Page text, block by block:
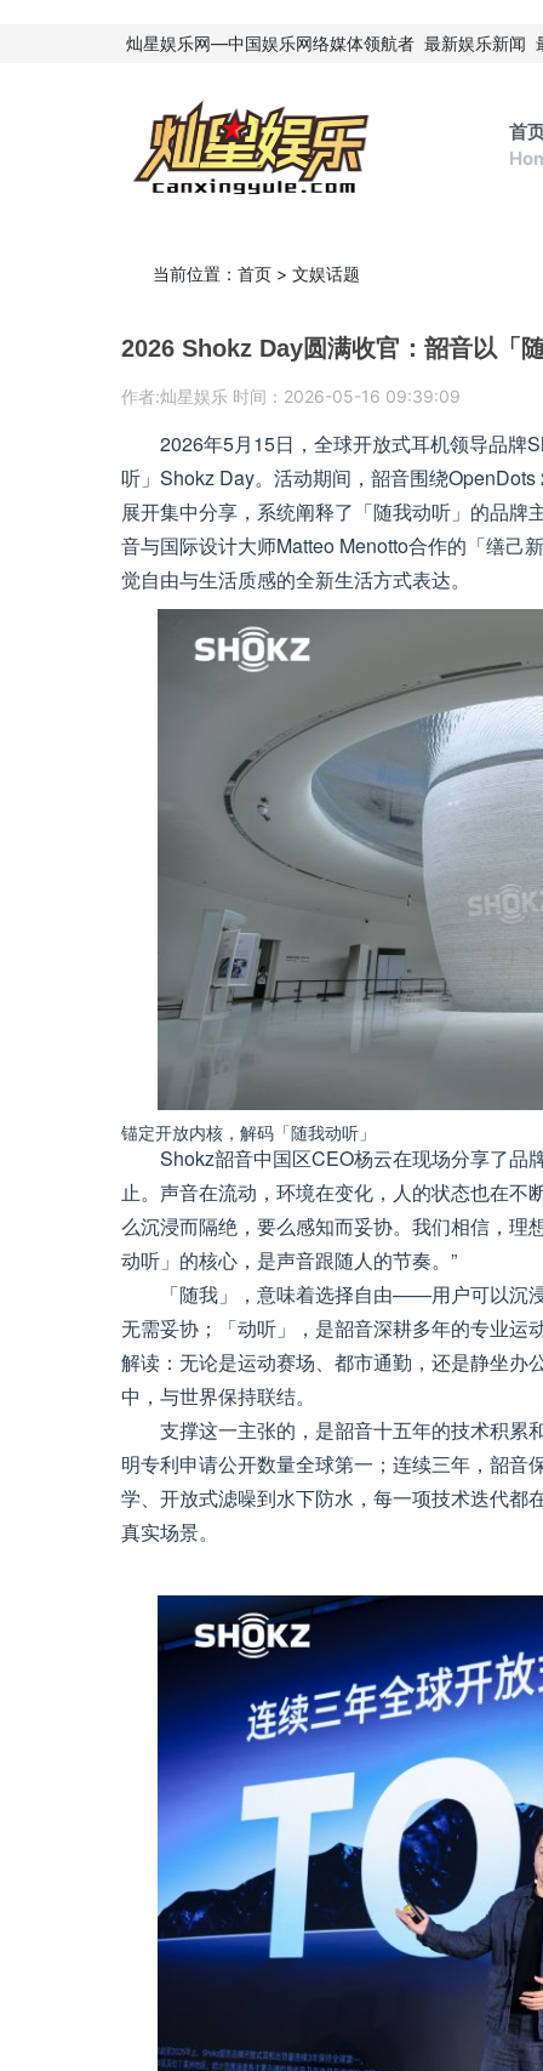
灿星娱乐网—中国娱乐网络媒体领航者 最新娱乐新闻
首
当前位置： 首页 > 文娱话题
2026 Shokz Day圆满收官：韶音以「
作者:灿星娱乐 时间：2026-05-16 09:39:09
2026年5月15日，全球开放式耳机领导品牌
听」Shokz Day。活动期间，韶音围绕
展开集中分享，系统阐释了「随我动听」的品
音与国际设计大师Matteo Menotto合作的「缮己
觉自由与生活质感的全新生活方式表达。
锚定开放内核，解码「随我动听」
Shokz韶音中国区CEO杨云在现场分享了品
止。声音在流动，环境在变化，人的状态也在
么沉浸而隔绝，要么感知而妥协。我们相信，理
动听」的核心，是声音跟随人的节奏。”
「随我」，意味着选择自由——用户可以沉
无需妥协；「动听」，是韶音深耕多年的专业运
解读：无论是运动赛场、都市通勤，还是静坐办
中，与世界保持联结。
支撑这一主张的，是韶音十五年的技术积累
明专利申请公开数量全球第一；连续三年，韶
学、开放式滤噪到水下防水，每一项技术迭代都
真实场景。
代言人